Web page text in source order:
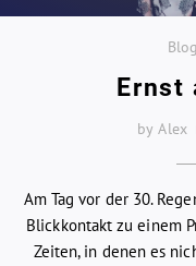
Ernst
by Alex
Am Tag vor der 30.
Blickkontakt zu einem
Zeiten, in denen es